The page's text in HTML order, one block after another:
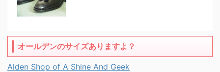
オールデンのサイズありますよ？
Alden Shop of A Shine And Geek